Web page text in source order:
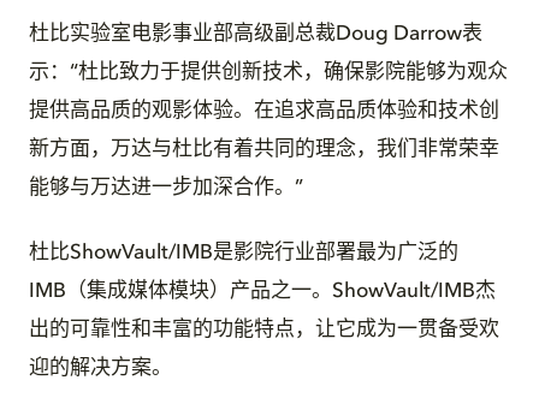
杜比实验室电影事业部高级副总裁Doug Darrow表
示：“杜比致力于提供创新技术，确保影院能够为观众
提供高品质的观影体验。在追求高品质体验和技术创
新方面，万达与杜比有着共同的理念，我们非常荣幸
能够与万达进一步加深合作。”
杜比ShowVault/IMB是影院行业部署最为广泛的
IMB（集成媒体模块）产品之一。ShowVault/IMB杰
出的可靠性和丰富的功能特点，让它成为一贯备受欢
迎的解决方案。